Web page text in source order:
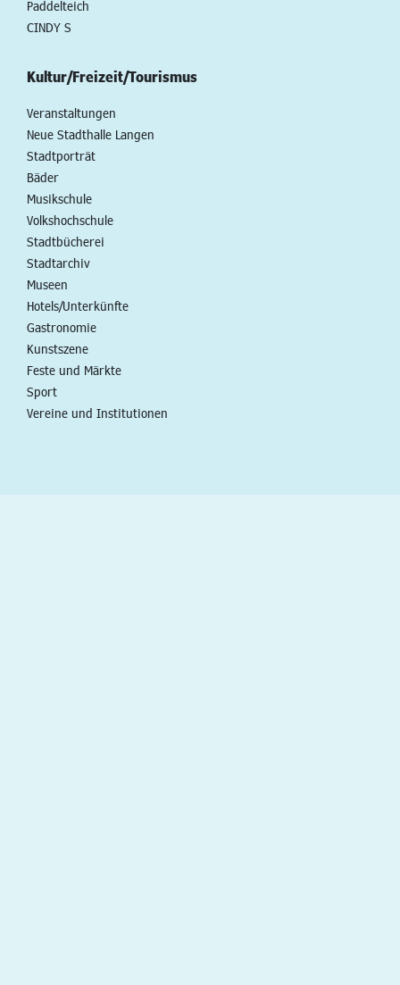
Paddelteich
CINDY S
Kultur/Freizeit/Tourismus
Veranstaltungen
Neue Stadthalle Langen
Stadtporträt
Bäder
Musikschule
Volkshochschule
Stadtbücherei
Stadtarchiv
Museen
Hotels/Unterkünfte
Gastronomie
Kunstszene
Feste und Märkte
Sport
Vereine und Institutionen